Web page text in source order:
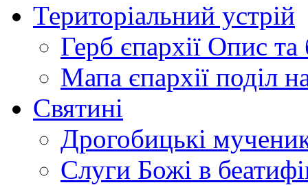
Територіальний устрій
Герб єпархії Опис та
Мапа єпархії поділ
Святині
Дрогобицькі
Слуги Божі в